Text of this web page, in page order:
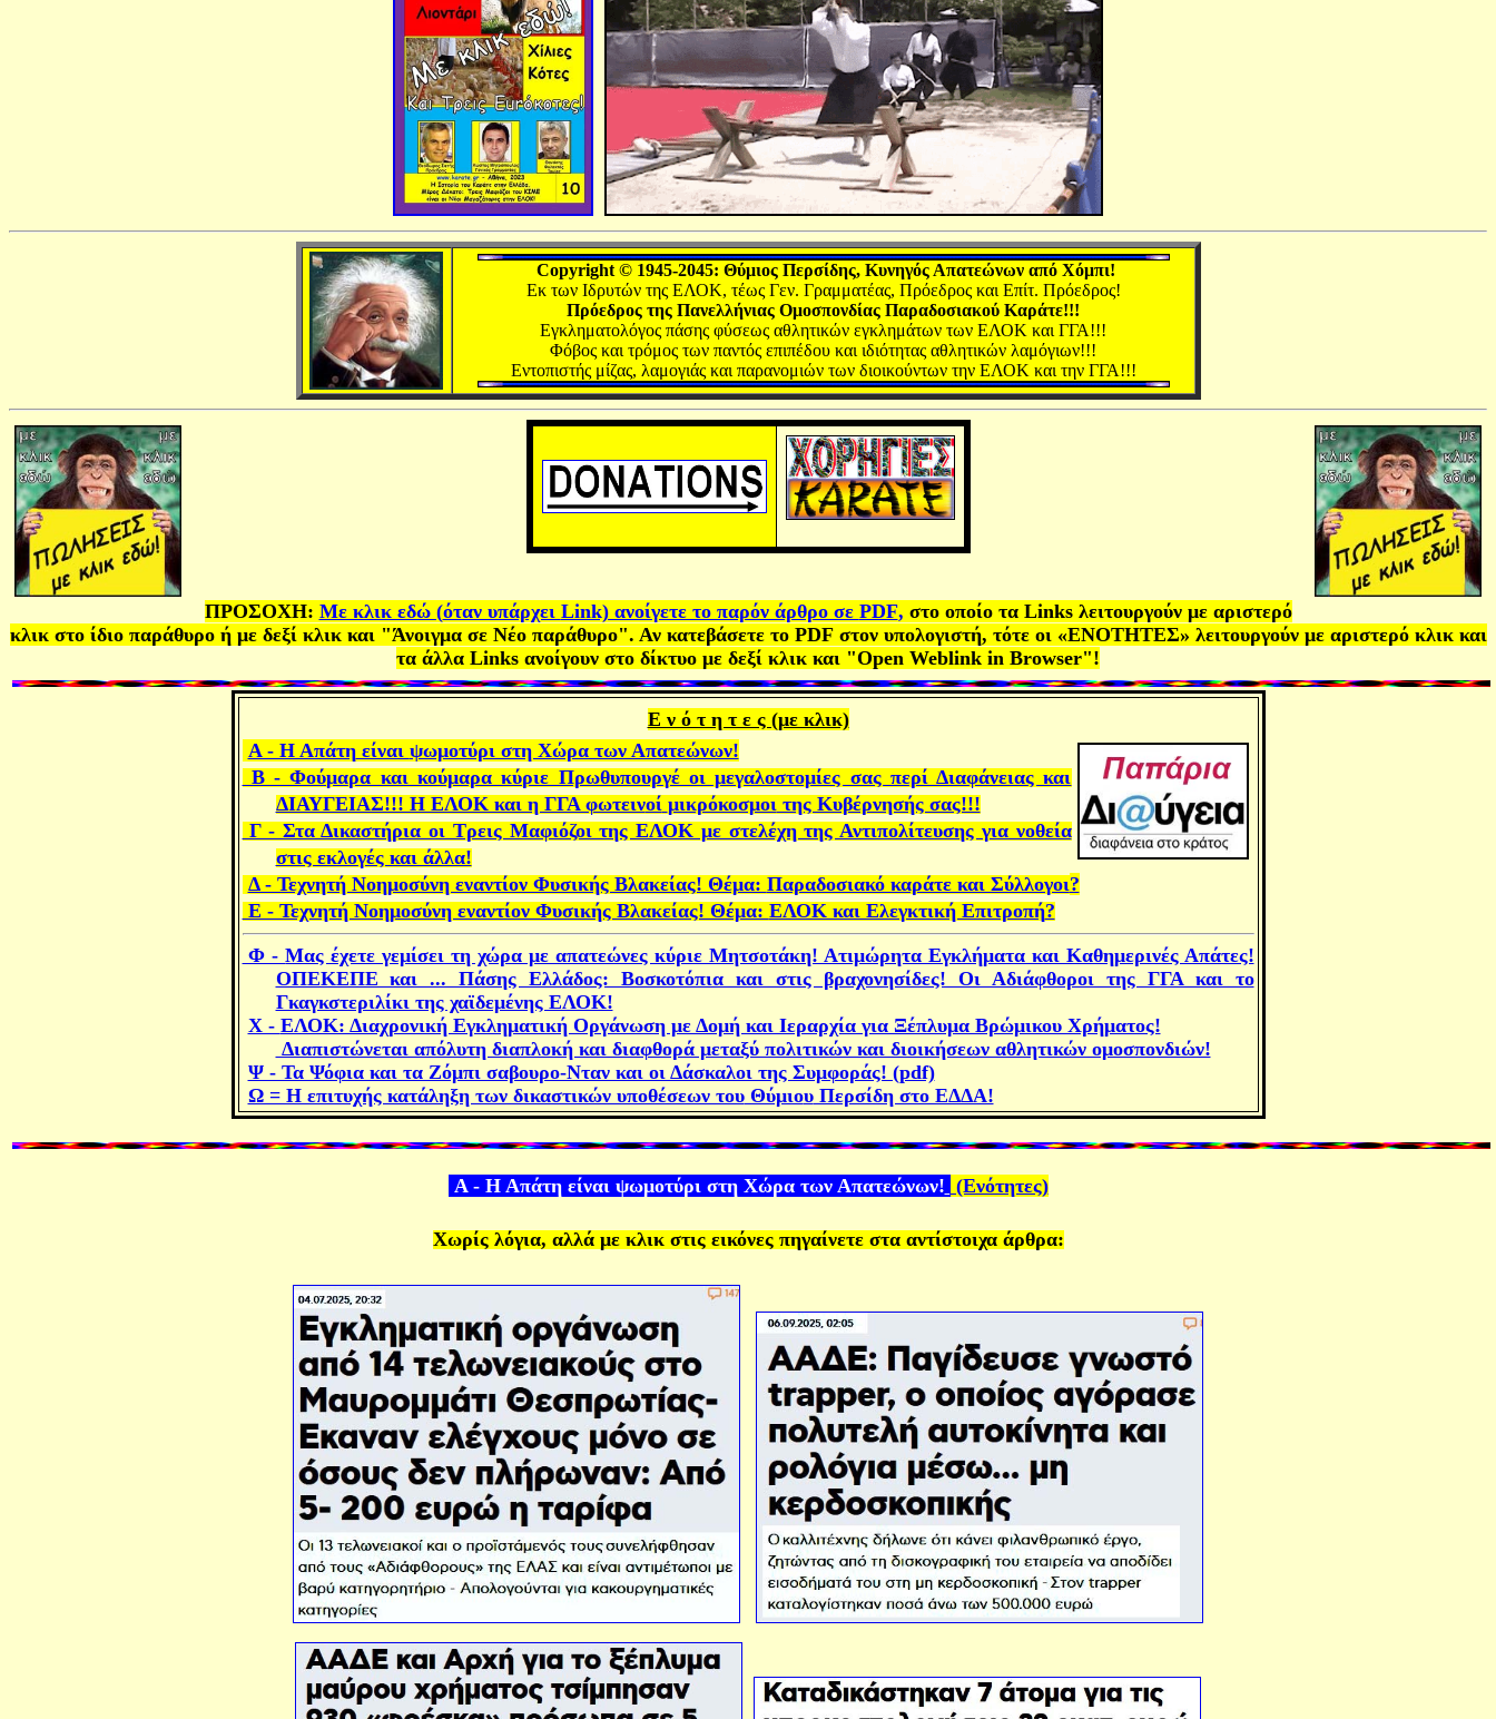
Copyright © 1945-2045: Θύμιος Περσίδης, Κυνηγός Απατεώνων από Χόμπι!
Εκ των Ιδρυτών της ΕΛΟΚ, τέως Γεν. Γραμματέας, Πρόεδρος και Επίτ. Πρόεδρος!
Πρόεδρος της Πανελλήνιας Ομοσπονδίας Παραδοσιακού Καράτε!!!
Εγκληματολόγος πάσης φύσεως αθλητικών εγκλημάτων των ΕΛΟΚ και ΓΓΑ!!!
Φόβος και τρόμος των παντός επιπέδου και ιδιότητας αθλητικών λαμόγιων!!!
Εντοπιστής μίζας, λαμογιάς και παρανομιών των διοικούντων την ΕΛΟΚ και την ΓΓΑ!!!
ΠΡΟΣΟΧΗ: Με κλικ εδώ (όταν υπάρχει Link) ανοίγετε το παρόν άρθρο σε PDF, στο οποίο τα Linksλειτουργούν με αριστερό
κλικ στο ίδιο παράθυρο ή με δεξί κλικ και "Άνοιγμα σε Νέο παράθυρο". Αν κατεβάσετε το PDFστον υπολογιστή, τότε οι «ΕΝΟΤΗΤΕΣ» λειτουργούν με αριστερό κλικ και
τα άλλα Links ανοίγουν στο δίκτυο με δεξί κλικ και "Open Weblink in Browser"!
Ε ν ό τ η τ ε ς (με κλικ)
Α - Η Απάτηείναι ψωμοτύρι στη Χώρα των Απατεώνων!
Β - Φούμαρα και κούμαρα κύριε Πρωθυπουργέ οι μεγαλοστομίες σας περί Διαφάνειας και
ΔΙΑΥΓΕΙΑΣ!!! Η ΕΛΟΚ και η ΓΓΑ φωτεινοί μικρόκοσμοιτης Κυβέρνησής σας!!!
Γ - Στα Δικαστήρια οι Τρεις Μαφιόζοι της ΕΛΟΚ με στελέχη της Αντιπολίτευσης για νοθεία
στις εκλογές και άλλα!
Δ - Τεχνητή Νοημοσύνη εναντίον Φυσικής Βλακείας! Θέμα: Παραδοσιακό καράτε και Σύλλογοι?
Ε - Τεχνητή Νοημοσύνη εναντίον Φυσικής Βλακείας! Θέμα: ΕΛΟΚ και Ελεγκτική Επιτροπή?
Φ -Μας έχετε γεμίσει τη χώρα με απατεώνες κύριε Μητσοτάκη! Ατιμώρητα Εγκλήματα και Καθημερινές Απάτες!
ΟΠΕΚΕΠΕ και ... Πάσης Ελλάδος: Βοσκοτόπια και στις βραχονησίδες! Οι Αδιάφθοροι της ΓΓΑ και το
Γκαγκστεριλίκι της χαϊδεμένης ΕΛΟΚ!
Χ - ΕΛΟΚ: Διαχρονική Εγκληματική Οργάνωση με Δομή και Ιεραρχία για Ξέπλυμα Βρώμικου Χρήματος!
Διαπιστώνεται απόλυτη διαπλοκή και διαφθορά μεταξύ πολιτικών και διοικήσεων αθλητικών ομοσπονδιών!
Ψ - Τα Ψόφια και τα Ζόμπι σαβουρο-Νταν και οι Δάσκαλοι της Συμφοράς! (pdf)
Ω = Η επιτυχής κατάληξη των δικαστικών υποθέσεων τουΘύμιουΠερσίδη στο ΕΔΔΑ!
Α - Η Απάτηείναι ψωμοτύρι στη Χώρα των Απατεώνων! (Ενότητες)
Χωρίς λόγια, αλλά με κλικ στις εικόνες πηγαίνετε στα αντίστοιχα άρθρα: